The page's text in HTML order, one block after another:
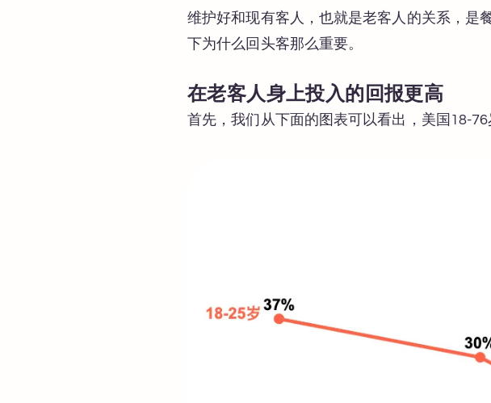
维护好和现有客人，也就是老客人的关系，是
下为什么回头客那么重要。
在老客人身上投入的回报更高
首先，我们从下面的图表可以看出，美国18-